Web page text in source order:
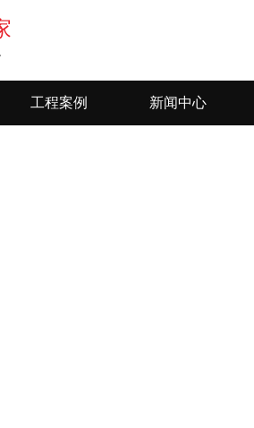
工程案例 新闻中心